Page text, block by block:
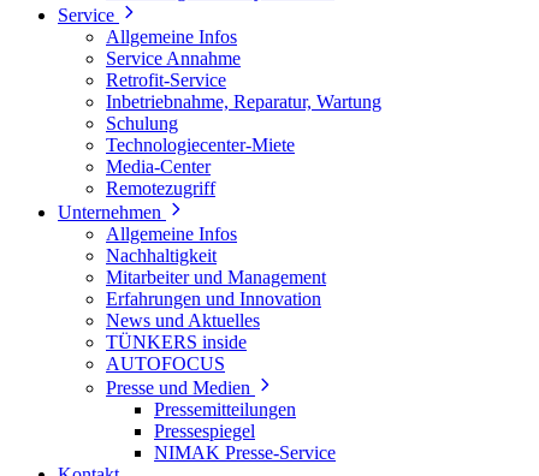
Service
Allgemeine Infos
Service Annahme
Retrofit-Service
Inbetriebnahme, Reparatur, Wartung
Schulung
Technologiecenter-Miete
Media-Center
Remotezugriff
Unternehmen
Allgemeine Infos
Nachhaltigkeit
Mitarbeiter und Management
Erfahrungen und Innovation
News und Aktuelles
TÜNKERS inside
AUTOFOCUS
Presse und Medien
Pressemitteilungen
Pressespiegel
NIMAK Presse-Service